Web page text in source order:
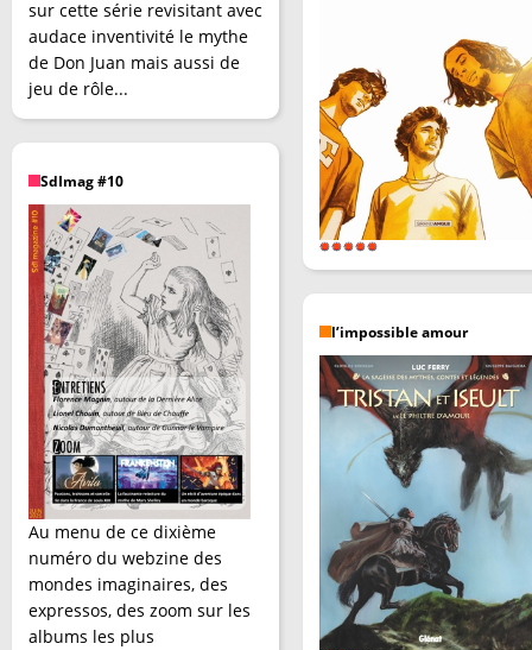
sur cette série revisitant avec
audace inventivité le mythe
de Don Juan mais aussi de
jeu de rôle...
SdImag #10
Au menu de ce dixième
numéro du webzine des
mondes imaginaires, des
expressos, des zoom sur les
albums les plus
l’impossible amour